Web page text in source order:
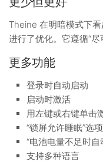
Theine 在明暗模式下
进行了优化。它遵循“尽
更多功能
登录时自动启动
启动时激活
用左键或右键单击
“锁屏允许睡眠”选项
“电池电量不足时自
支持多种语言